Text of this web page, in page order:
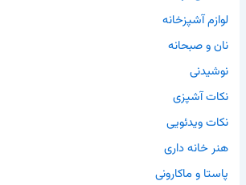
لوازم آشپزخانه
نان و صبحانه
نوشیدنی
نکات آشپزی
نکات ویدئویی
هنر خانه داری
پاستا و ماکارونی